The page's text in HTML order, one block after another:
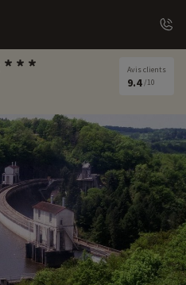
Avis clients
9.4 /10